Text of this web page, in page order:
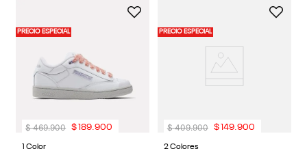
PRECIO ESPECIAL
1 Color
$ 469.900 $ 189.900
PRECIO ESPECIAL
2 Colores
$ 409.900 $ 149.900